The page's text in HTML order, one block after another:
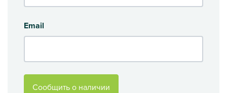
Email
Сообщить о наличии